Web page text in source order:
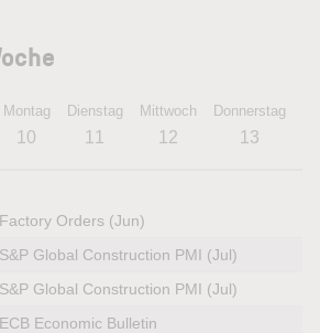
Montag
10
Dienstag
11
Mittwoch
12
Donnerstag
13
Factory Orders (Jun)
S&P Global Construction PMI (Jul)
S&P Global Construction PMI (Jul)
ECB Economic Bulletin